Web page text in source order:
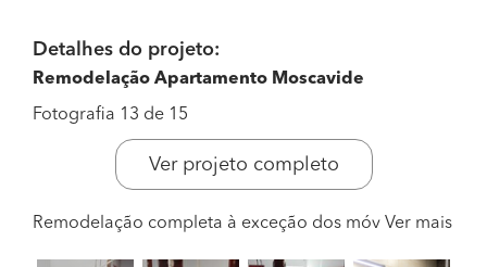
Detalhes do projeto:
Remodelação Apartamento Moscavide
Fotografia 13 de 15
Ver projeto completo
Remodelação completa à exceção dos móv Ver mais